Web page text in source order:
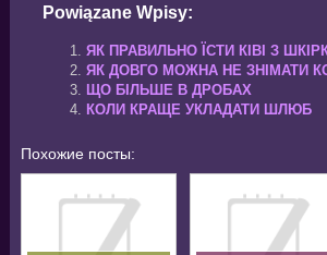
Powiązane Wpisy:
ЯК ПРАВИЛЬНО ЇСТИ КІВІ З
ЯК ДОВГО МОЖНА НЕ ЗНІМАТИ
ЩО БІЛЬШЕ В ДРОБАХ
КОЛИ КРАЩЕ УКЛАДАТИ ШЛЮБ
Похожие посты: